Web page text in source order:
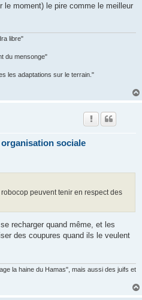
le moment) le pire comme le meilleur
libre"
du mensonge"
les adaptations sur le terrain."
sociale
peuvent tenir en respect des
recharger quand même, et les
des coupures quand ils le veulent
la haine du Hamas", mais aussi des juifs et